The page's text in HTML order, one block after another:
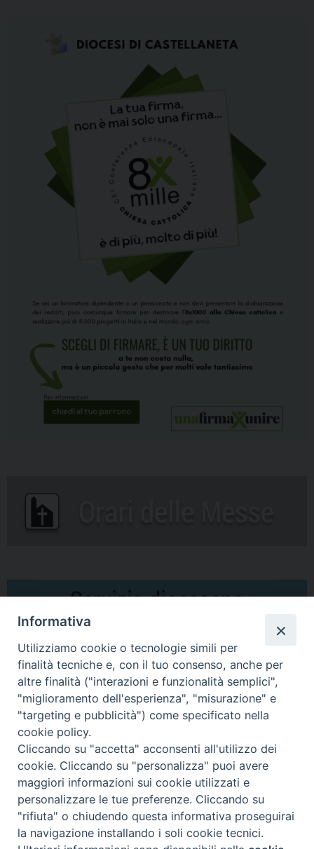
Comunicati Stampa
Il cordoglio dei Vescovi di Puglia per la morte di S.E.R. Mons. Agostino
Superbo
Nasce la Consulta Diocesana delle Aggregazioni Laicali di Castellaneta
Archivio comunicati stampa
Informativa
Utilizziamo cookie o tecnologie simili per
finalità tecniche e, con il tuo consenso, anche per
altre finalità ("interazioni e funzionalità semplici",
"miglioramento dell'esperienza", "misurazione" e
"targeting e pubblicità") come specificato nella
cookie policy.
Cliccando su "accetta" acconsenti all'utilizzo dei
cookie. Cliccando su "personalizza" puoi avere
maggiori informazioni sui cookie utilizzati e
personalizzare le tue preferenze. Cliccando su
"rifiuta" o chiudendo questa informativa proseguirai
la navigazione installando i soli cookie tecnici.